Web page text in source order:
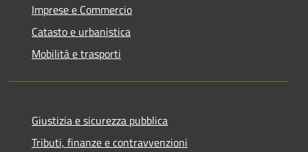
Imprese e Commercio
Catasto e urbanistica
Mobilità e trasporti
Giustizia e sicurezza pubblica
Tributi, finanze e contravvenzioni